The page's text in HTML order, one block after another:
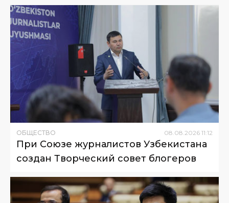
ОБЩЕСТВО 08 08 2026 11:12
При Союзе журналистов Узбекистана
создан Творческий совет блогеров